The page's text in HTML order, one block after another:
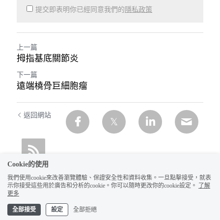
提交即表明你已經同意我們的隱私政策
上一篇
拇指基底關節炎
下一篇
遠端橈骨巨細胞瘤
返回網站
Cookie的使用
我們使用cookie來改善瀏覽體驗、保證安全性和資料收集。一旦點擊接受，就表
示你接受這些用於廣告和分析的cookie。你可以隨時更改你的cookie設定。
了解
更多
全部接受 設定 全部拒絕